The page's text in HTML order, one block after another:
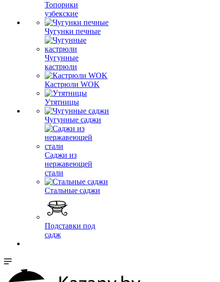
Топорики
узбекские
Чугунки печные
Чугунные
кастрюли
Кастрюли WOK
Утятницы
Чугунные саджи
Саджи из
нержавеющей
стали
Стальные саджи
Подставки под
садж